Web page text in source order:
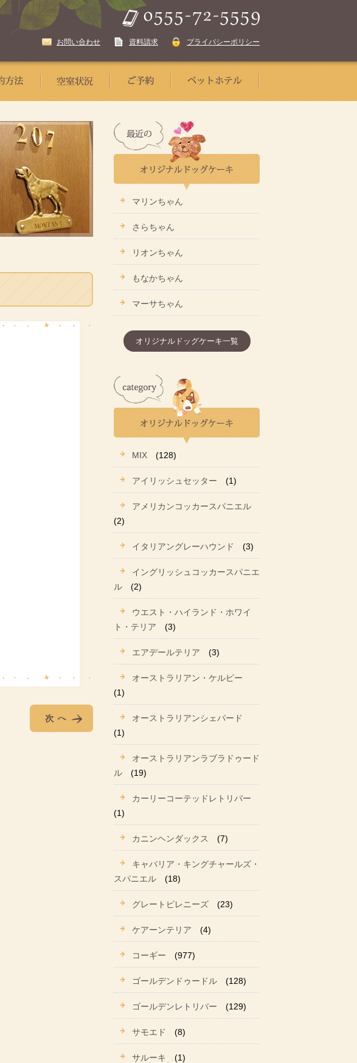
お問い合わせ 資料請求 プライバシーポリシー
マリンちゃん
さらちゃん
リオンちゃん
もなかちゃん
マーサちゃん
オリジナルドッグケーキ一覧
MIX (128)
アイリッシュセッター (1)
アメリカンコッカースパニエル
(2)
イタリアングレーハウンド (3)
イングリッシュコッカースパニエ
ル
(2)
ウエスト・ハイランド・ホワイ
ト・テリア
(3)
エアデールテリア (3)
オーストラリアン・ケルピー
(1)
オーストラリアンシェパード
(1)
オーストラリアンラブラドゥード
ル
(19)
カーリーコーテッドレトリバー
(1)
カニンヘンダックス (7)
キャバリア・キングチャールズ・
スパニエル
(18)
グレートピレニーズ (23)
ケアーンテリア (4)
コーギー (977)
ゴールデンドゥードル (128)
ゴールデンレトリバー (129)
サモエド (8)
サルーキ (1)